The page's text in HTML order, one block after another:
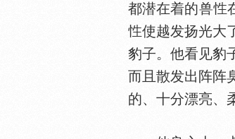
都潜在着的兽
使越发扬光大
豹子。他看见豹
而且散发出阵阵
的、十分漂亮、